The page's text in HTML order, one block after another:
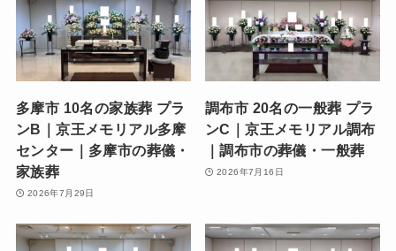
多摩市 10名の家族葬 プラ
ンB｜京王メモリアル多摩
センター｜多摩市の葬儀・
家族葬
2026年7月29日
調布市 20名の一般葬 プラ
ンC｜京王メモリアル調布
｜調布市の葬儀・一般葬
2026年7月16日